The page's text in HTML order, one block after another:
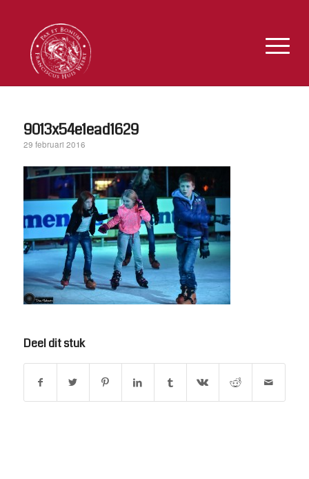
9013x54e1ead1629
29 februari 2016
Deel dit stuk